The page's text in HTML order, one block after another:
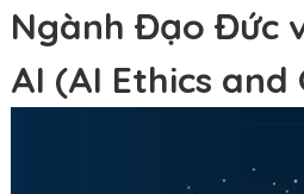
Ngành Đạo Đức
AI (AI Ethics and